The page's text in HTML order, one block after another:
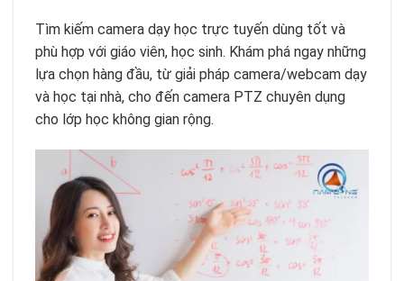
Tìm kiếm camera dạy học trực tuyến dùng tốt và
phù hợp với giáo viên, học sinh. Khám phá ngay những
lựa chọn hàng đầu, từ giải pháp camera/webcam dạy
và học tại nhà, cho đến camera PTZ chuyên dụng
cho lớp học không gian rộng.